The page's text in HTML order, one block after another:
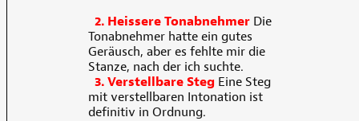
2. Heissere TonabnehmerDie
Tonabnehmer hatte ein gutes
Geräusch, aber es fehlte mir die
Stanze, nach der ich suchte.
3. Verstellbare Steg Eine Steg
mit verstellbaren Intonation ist
definitiv in Ordnung.